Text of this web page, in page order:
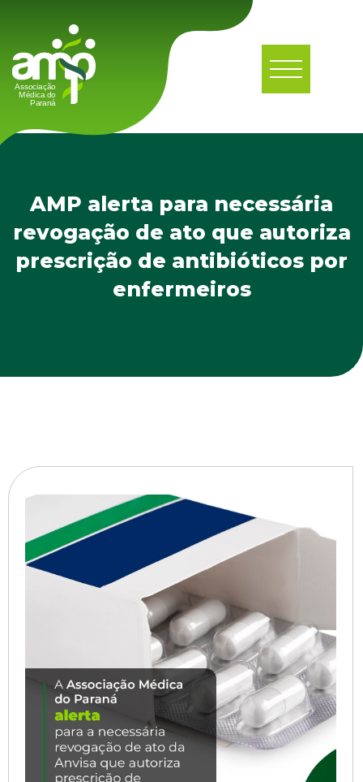
AMP alerta para necessária
revogação de ato que autoriza
prescrição de antibióticos por
enfermeiros